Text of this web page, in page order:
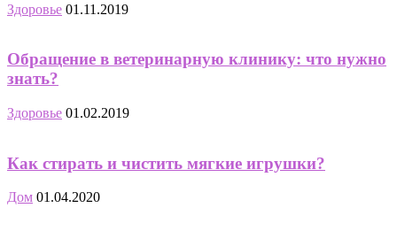
Здоровье 01.11.2019
Обращение в ветеринарную клинику: что нужно
знать?
Здоровье 01.02.2019
Как стирать и чистить мягкие игрушки?
Дом 01.04.2020